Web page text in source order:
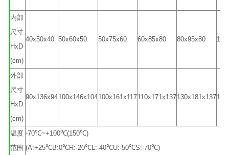
内部
尺寸
HxD
(cm)
40x50x40 50x60x50 50x75x60 60x85x80 80x95x80
外部
尺寸
HxD
(cm)
90x136x94100x146x104100x161x117110x171x137130x181x137
温度
范围
-70℃~+100℃(150℃)
(A:+25℃B:0℃R:-20℃L:-40℃U:-50℃S:-70℃)